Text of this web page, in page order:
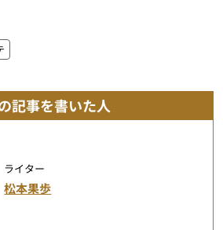
記事を書いた人
ライター
松本果歩